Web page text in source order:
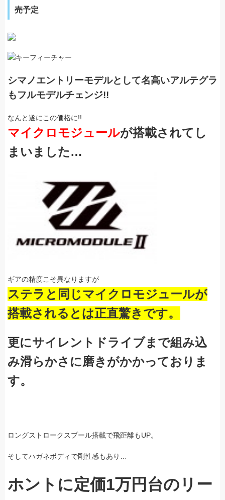
売予定
シマノエントリーモデルとして名高いアルテグラ
もフルモデルチェンジ!!
なんと遂にこの価格に!!
マイクロモジュールが搭載されてし
まいました…
ギアの精度こそ異なりますが
ステラと同じマイクロモジュールが
搭載されるとは正直驚きです。
更にサイレントドライブまで組み込
み滑らかさに磨きがかかっておりま
す。
ロングストロークスプール搭載で飛距離もUP。
そしてハガネボディで剛性感もあり…
ホントに定価1万円台のリー